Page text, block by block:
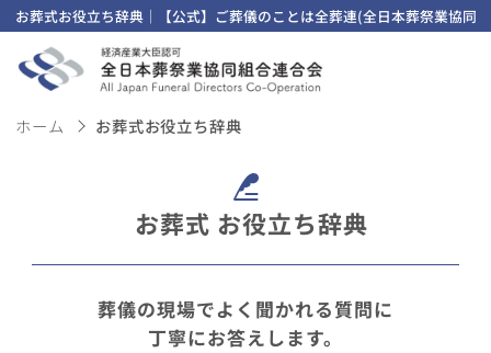
お葬式お役立ち辞典｜【公式】ご葬儀のことは全葬連(全日本葬祭業協同
ホーム お葬式お役立ち辞典
お葬式 お役立ち辞典
葬儀の現場でよく聞かれる質問に
丁寧にお答えします。